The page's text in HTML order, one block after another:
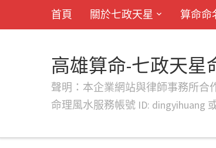
首頁 關於七政天星 算命命
高雄算命-七政天星
聲明：本企業網站與律師事務所合
命理風水服務帳號 ID: dingyihuang